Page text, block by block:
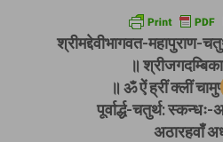
श्रीमद्देवीभागवत-महापुराण-
॥
॥ ॐ ऐं ह्रीं क्लीं
पूर्वार्द्ध-चतुर्थ: स्कन्धः-
अठारहवाँ